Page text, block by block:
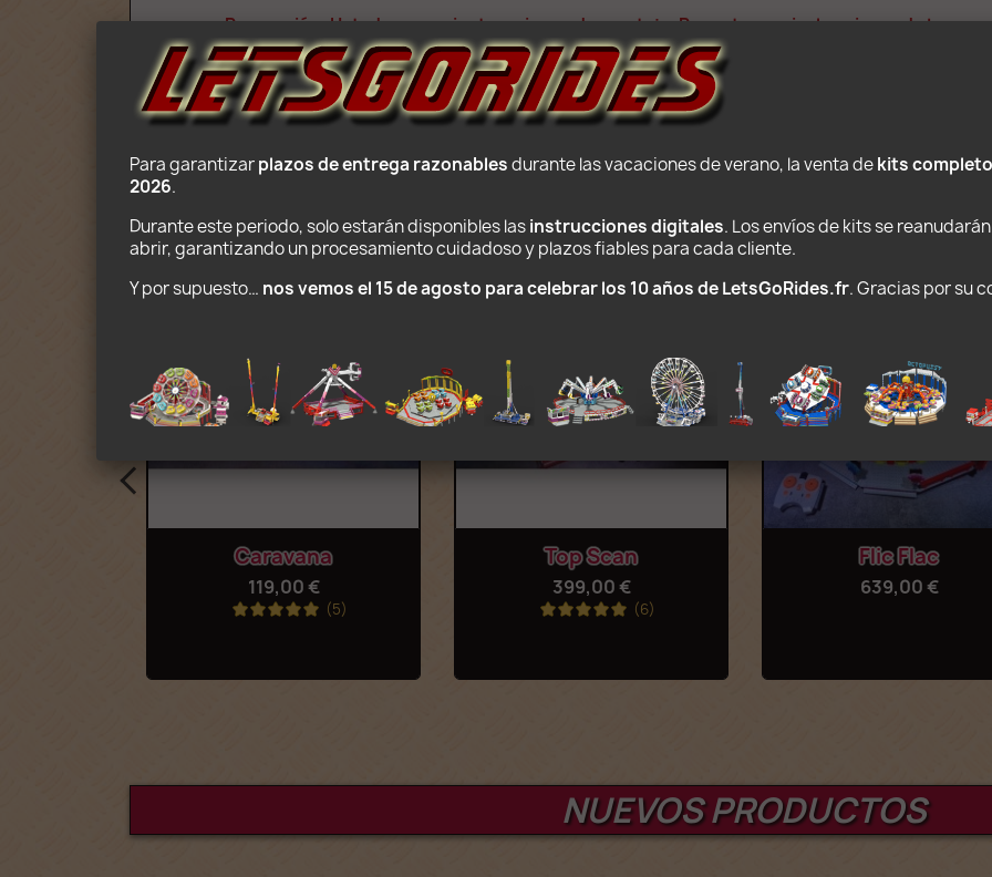
Precaución: Usted compra instrucciones de montaje. Por este precio, las piezas de Lego
PRODUCTOS POPULARES
Vista rápida
Caravana
119,00 €
(5)
Vista rápida
Top Scan
399,00 €
(6)
Vista rápida
Flic Flac
639,00 €
NUEVO
NUEVOS PRODUCTOS
Para garantizar plazos de entrega razonables durante las vacaciones de verano, la venta de kits
2026.
Durante este periodo, solo estarán disponibles las instrucciones digitales. Los envíos de kits se
abrir, garantizando un procesamiento cuidadoso y plazos fiables para cada cliente.
Y por supuesto… nos vemos el 15 de agosto para celebrar los 10 años de LetsGoRides.fr. Gracias por su